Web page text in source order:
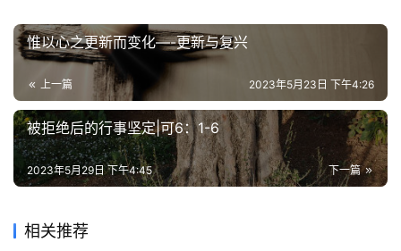
惟以心之更新而变化—-更新与复兴
上一篇 2023年5月23日 下午4:26
被拒绝后的行事坚定|可6：1-6
下一篇
2023年5月29日 下午4:45
相关推荐